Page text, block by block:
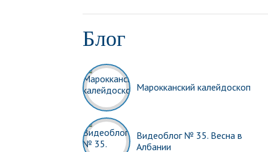
Блог
Марокканский калейдоскоп
Видеоблог № 35. Весна в
Албании